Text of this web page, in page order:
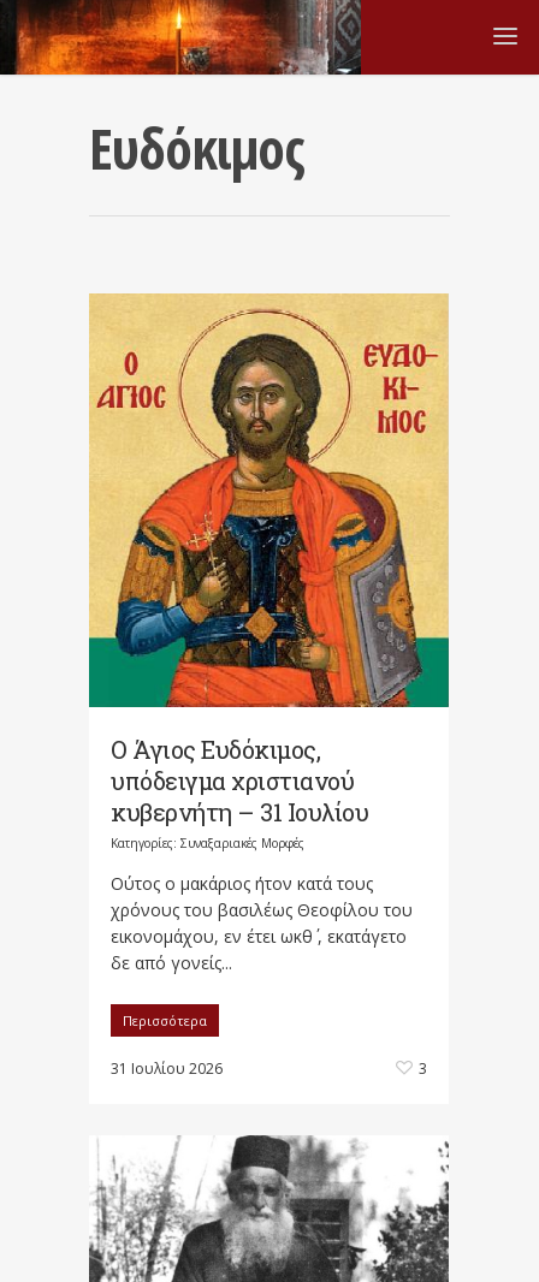
Ευδόκιμος
Ο Άγιος Ευδόκιμος,
υπόδειγμα χριστιανού
κυβερνήτη – 31 Ιουλίου
Κατηγορίες: Συναξαριακές Μορφές
Oύτος ο μακάριος ήτον κατά τους
χρόνους του βασιλέως Θεοφίλου του
εικονομάχου, εν έτει ωκθ΄ , εκατάγετο
δε από γονείς...
Περισσότερα
31 Ιουλίου 2026 3